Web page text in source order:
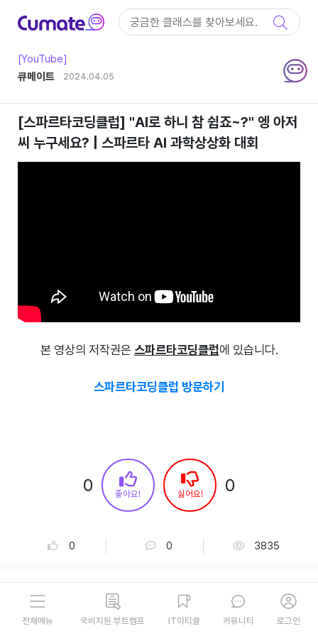
메인 메뉴 바로가기
IT아티클
[YouTube]
작성자
큐메이트 작성일
2024.04.05
[스파르타코딩클럽] "AI로 하니 참 쉽죠~?" 엥 아저
씨 누구세요? | 스파르타 AI 과학상상화 대회
본 영상의 저작권은 스파르타코딩클럽에 있습니다.
스파르타코딩클럽 방문하기
0 좋아요! 싫어요! 0
0
댓글 0
조회수 3835
전체메뉴 국비지원 부트캠프 IT아티클 커뮤니티 로그인